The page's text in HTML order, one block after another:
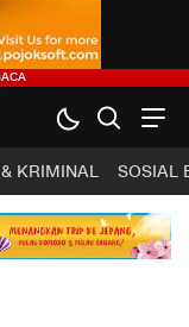
KRIMINAL SOSIAL